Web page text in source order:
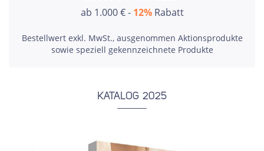
ab 1.000 € - 12%Rabatt
Bestellwert exkl. MwSt., ausgenommen Aktionsprodukte
sowie speziell gekennzeichnete Produkte
KATALOG 2025